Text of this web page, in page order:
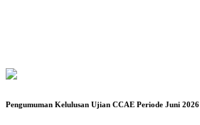
Pengumuman Kelulusan Ujian CCAE Periode Juni 2026